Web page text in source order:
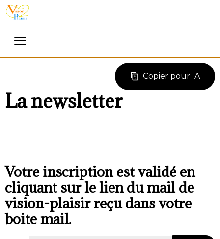
Copier pour IA
La newsletter
Votre inscription est validé en
cliquant sur le lien du mail de
vision-plaisir reçu dans votre
boite mail.